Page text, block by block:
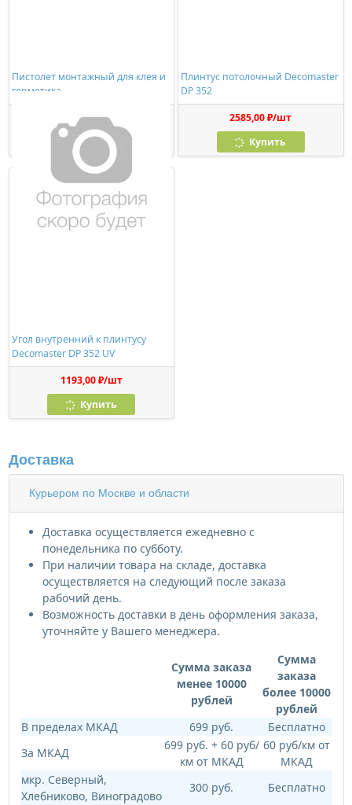
Пистолет монтажный для клея и
герметика
278,00 ₽/шт
Купить
Плинтус потолочный Decomaster
DP 352
2585,00 ₽/шт
Купить
Угол внутренний к плинтусу
Decomaster DP 352 UV
1193,00 ₽/шт
Купить
Доставка
Курьером по Москве и области
Доставка осуществляется ежедневно с
понедельника по субботу.
При наличии товара на складе, доставка
осуществляется на следующий после заказа
рабочий день.
Возможность доставки в день оформления заказа,
уточняйте у Вашего менеджера.
Сумма заказа
менее 10000
рублей
Сумма
заказа
более 10000
рублей
В пределах МКАД
699 руб.
Бесплатно
За МКАД
699 руб. + 60 руб/
км от МКАД
60 руб/км от
МКАД
мкр. Северный,
Хлебниково, Виноградово
300 руб.
Бесплатно